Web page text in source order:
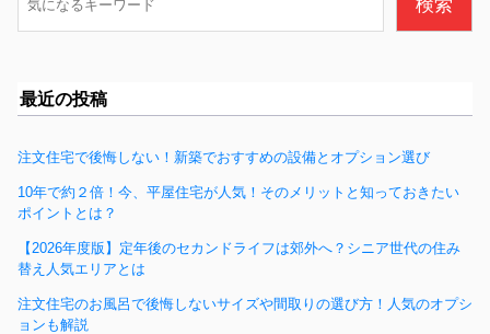
o
索 検索
最近の投稿
注文住宅で後悔しない！新築でおすすめの設備とオプション選び
10年で約２倍！今、平屋住宅が人気！そのメリットと知っておきたい
ポイントとは？
【2026年度版】定年後のセカンドライフは郊外へ？シニア世代の住み
替え人気エリアとは
注文住宅のお風呂で後悔しないサイズや間取りの選び方！人気のオプシ
ョンも解説